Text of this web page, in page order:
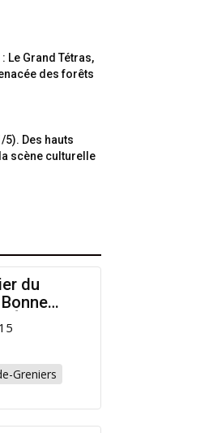
Le Grand Tétras,
des forêts
5). Des hauts
scène culturelle
du
à
Greniers